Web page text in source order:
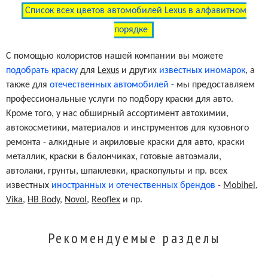
Medium Gray Metallic Clearcoat (Cladding) UCA76
Gray Metallic Clearcoat (Cladding)
Dark Red Pearl Metallic Clearcoat (Cladding) UCAC1
Gray Metallic Clearcoat (Cladding) UCAC3
Gray Metallic Clearcoat (Cladding) UCAC4
Rose Red Pearl Clearcoat
Список всех цветов автомобилей Lexus в алфавитном
порядке
С помощью колористов нашей компании вы можете
подобрать краску для Lexus и других известных иномарок, а
также дляотечественных автомобилей - мы предоставляем
профессиональные услуги по подбору краски для авто.
Кроме того, у нас обширный ассортимент автохимии,
автокосметики, материалов и инструментов для кузовного
ремонта - алкидные и акриловые краски для авто, краски
металлик, краски в балончиках, готовые автоэмали,
автолаки, грунты, шпаклевки, краскопульты и пр. всех
известных иностранных и отечественных брендов - Mobihel ,
Vika, HB Body, Novol , Reoflex и пр.
Рекомендуемые разделы